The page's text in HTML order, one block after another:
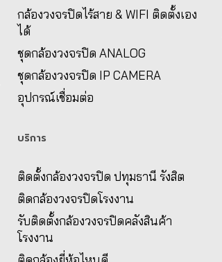
กล้องวงจรปิดไร้สาย & WIFI ติดตั้งเอง
ได้
ชุดกล้องวงจรปิด ANALOG
ชุดกล้องวงจรปิด IP CAMERA
อุปกรณ์เชื่อมต่อ
บริการ
ติดตั้งกล้องวงจรปิด ปทุมธานี รังสิต
ติดกล้องวงจรปิดโรงงาน
รับติดตั้งกล้องวงจรปิดคลังสินค้า
โรงงาน